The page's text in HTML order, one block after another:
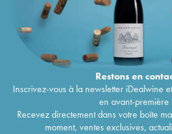
Restons en
Inscrivez-vous à la newsletter iDealwine
en avant-première
Recevez directement dans votre boîte
moment, ventes exclusives,